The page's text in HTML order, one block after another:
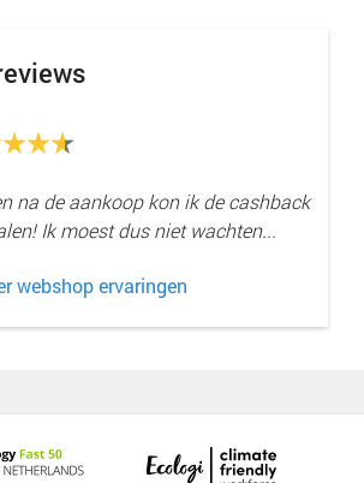
na de aankoop kon ik de cashback
Ik moest dus niet wachten...
webshop ervaringen